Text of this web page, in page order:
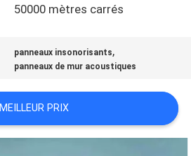
50000 mètres carrés
panneaux insonorisants,
panneaux de mur acoustiques
MEILLEUR PRIX